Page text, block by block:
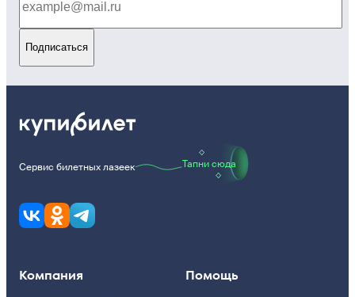
Подписаться
Сервис билетных лазеек Тапни сюда
Компания Помощь